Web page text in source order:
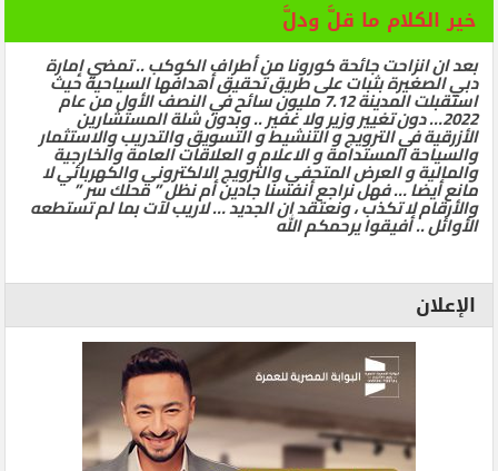
خير الكلام ما قلَّ ودلَّ
بعد ان انزاحت جائحة كورونا من أطراف الكوكب .. تمضي إمارة
دبي الصغيرة بثبات على طريق تحقيق أهدافها السياحية حيث
استقبلت المدينة 7.12 مليون سائح في النصف الأول من عام
2022… دون تغيير وزير ولا غفير .. وبدون شلة المستشارين
الأزرقية في الترويج و التنشيط و التسويق والتدريب والاستثمار
والسياحة المستدامة و الاعلام و العلاقات العامة والخارجية
والمالية و العرض المتحفي والترويج الالكتروني والكهربائي لا
مانع أيضا … فهل نراجع أنفسنا جادين أم نظل ” محلك سر ”
والأرقام لا تكذب ، ونعتقد ان الجديد … لاريب لآت بما لم تستطعه
الأوائل .. أفيقوا يرحمكم الله
الإعلان